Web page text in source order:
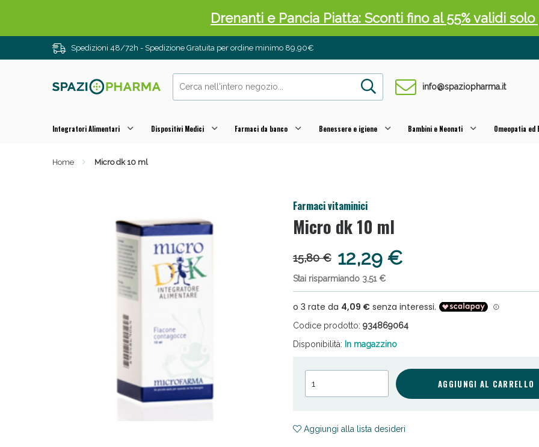
Spedizioni 48/72h - Spedizione Gratuita per ordine minimo 89,90€
info@spaziopharma.it
Integratori Alimentari Dispositivi Medici Farmaci da banco Benessere e igiene Bambini e Neonati Omeopatia
Home Micro dk 10 ml
Farmaci vitaminici
Micro dk 10 ml
15,80 € 12,29 €
Stai risparmiando 3,51 €
Codice prodotto: 934869064
Disponibilità: In magazzino
AGGIUNGI AL CARRELLO
Aggiungi alla lista desideri
Drenanti e Pancia Piatta: Sconti fino al 55% validi solo
Salini e Multivitaminici: oggi Sconto extra fino al
Anticellulite e Fanghi: Sconto fino al 40% valido